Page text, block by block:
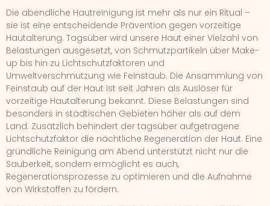
Die abendliche Hautreinigung ist mehr als nur ein Ritual –
sie ist eine entscheidende Prävention gegen vorzeitige
Hautalterung. Tagsüber wird unsere Haut einer Vielzahl von
Belastungen ausgesetzt, von Schmutzpartikeln über Make-
up bis hin zu Lichtschutzfaktoren und
Umweltverschmutzung wie Feinstaub. Die Ansammlung von
Feinstaub auf der Haut ist seit Jahren als Auslöser für
vorzeitige Hautalterung bekannt. Diese Belastungen sind
besonders in städtischen Gebieten höher als auf dem
Land. Zusätzlich behindert der tagsüber aufgetragene
Lichtschutzfaktor die nächtliche Regeneration der Haut. Eine
gründliche Reinigung am Abend unterstützt nicht nur die
Sauberkeit, sondern ermöglicht es auch,
Regenerationsprozesse zu optimieren und die Aufnahme
von Wirkstoffen zu fördern.